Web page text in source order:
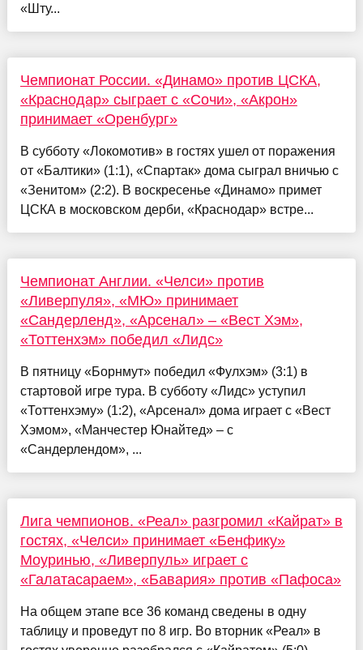
«Шту...
Чемпионат России. «Динамо» против ЦСКА,
«Краснодар» сыграет с «Сочи», «Акрон»
принимает «Оренбург»
В субботу «Локомотив» в гостях ушел от поражения
от «Балтики» (1:1), «Спартак» дома сыграл вничью с
«Зенитом» (2:2). В воскресенье «Динамо» примет
ЦСКА в московском дерби, «Краснодар» встре...
Чемпионат Англии. «Челси» против
«Ливерпуля», «МЮ» принимает
«Сандерленд», «Арсенал» – «Вест Хэм»,
«Тоттенхэм» победил «Лидс»
В пятницу «Борнмут» победил «Фулхэм» (3:1) в
стартовой игре тура. В субботу «Лидс» уступил
«Тоттенхэму» (1:2), «Арсенал» дома играет с «Вест
Хэмом», «Манчестер Юнайтед» – с
«Сандерлендом», ...
Лига чемпионов. «Реал» разгромил «Кайрат» в
гостях, «Челси» принимает «Бенфику»
Моуринью, «Ливерпуль» играет с
«Галатасараем», «Бавария» против «Пафоса»
На общем этапе все 36 команд сведены в одну
таблицу и проведут по 8 игр. Во вторник «Реал» в